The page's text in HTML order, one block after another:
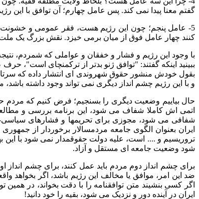
گفتم معنا پیدا نمی کند. پس عامل چهارم؛ آن توافق با این
5-
عامل پنجم؛ چون این رژیم هست، فقر عمومی و خشونت هم
کنند چهار عامل فوق از میان برمی خیزد. نقش بزرگ یک ملت
با وجود این رژیم و فشار و خفقان و عواملی که شمردم،
ببینید اینکه گفتند: "توافق ژنو بدتر از ترکمنچای است"، حرف
بقول خودش منشور حقوق شهروندی ای انتشار داده که
و با این رژیم چشم انداز دیگری نمی تواند وجود داشته
حال بیاییم وضعیت دیگری را بسنجیم؛ فرض کنیم که مردم
اتمی اش کاملا شفاف می شود، این برنامه بررسی و
شفافی می شود، مجوزی برای تحریمها و فشارهای سیاسی
ایران بعنوان الگوی جامعه مردمسالار برخوردار از
تروریسیم و ....
است، علیه دولت حقوقمدار نمی شود با این
شود وضعیت جامعه ای مستقل و آزاد.
برای چشم انداز دوم مردم باید عمل کنند، برای چشم انداز
ضد این امر، موافق یا مخالف این رژیم باشد، اگر بخواهد
اگر کسی بنشیند متن توافقنامه را با دقت بخواند، در
ایران در آینده دور و نزدیک می شود، بقیه را خود دانید!